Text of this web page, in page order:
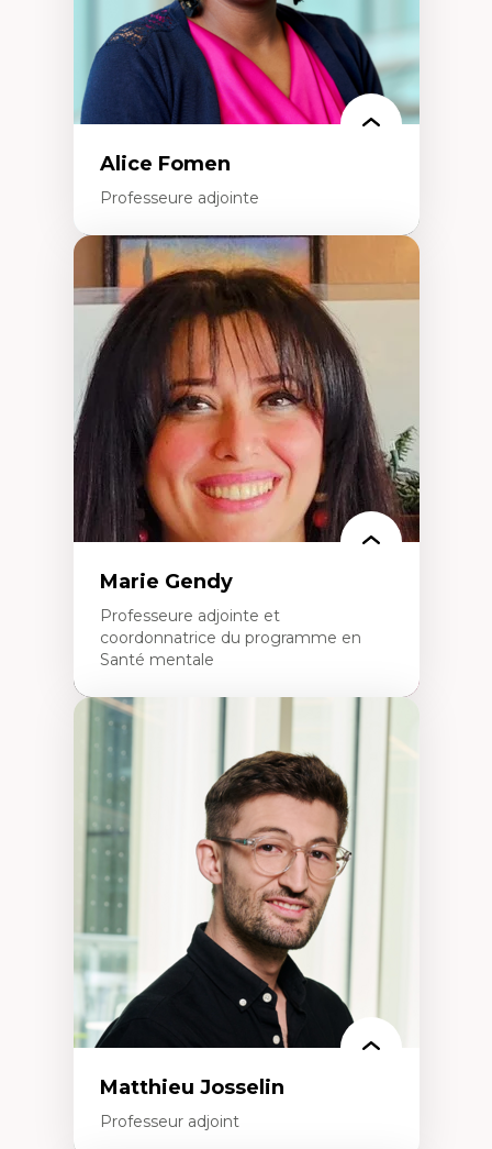
Alice Fomen
Professeure adjointe
Expertises
Acceptabilité, acceptation et adoption des
technologies
Technologies d'apprentissage innovantes
Insertion professionnelle du nouveau
personnel enseignant
Construction identitaire en milieu
minoritaire francophone
Technologies éducatives pour la formation
continue
Marie Gendy
Professeure adjointe et
coordonnatrice du programme en
Santé mentale
Expertises
Neuropsychiatrie et neurosciences
Direction d'essais cliniques
Analyse des politiques et pratiques en santé
mentale
Développement de protocoles d'essais
cliniques
Collaboration interfonctionnelle
Leadership en recherche clinique
Développement de cadres politiques
Collaboration avec des entreprises
pharmaceutiques
Rédaction de publications et de rapports
politiques
Enseignement et mentorat
Matthieu Josselin
Professeur adjoint